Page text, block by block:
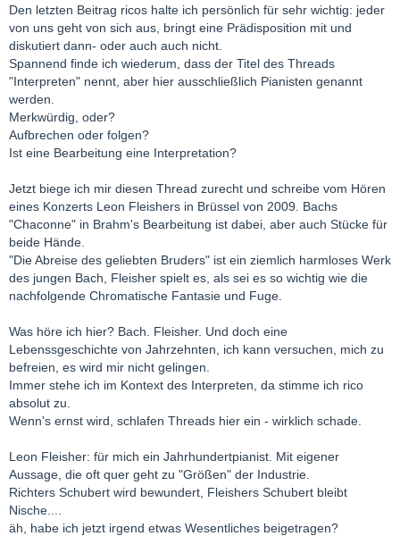
Den letzten Beitrag ricos halte ich persönlich für sehr wichtig: jeder
von uns geht von sich aus, bringt eine Prädisposition mit und
diskutiert dann- oder auch auch nicht.
Spannend finde ich wiederum, dass der Titel des Threads
"Interpreten" nennt, aber hier ausschließlich Pianisten genannt
werden.
Merkwürdig, oder?
Aufbrechen oder folgen?
Ist eine Bearbeitung eine Interpretation?
Jetzt biege ich mir diesen Thread zurecht und schreibe vom Hören
eines Konzerts Leon Fleishers in Brüssel von 2009. Bachs
"Chaconne" in Brahm's Bearbeitung ist dabei, aber auch Stücke für
beide Hände.
"Die Abreise des geliebten Bruders" ist ein ziemlich harmloses Werk
des jungen Bach, Fleisher spielt es, als sei es so wichtig wie die
nachfolgende Chromatische Fantasie und Fuge.
Was höre ich hier? Bach. Fleisher. Und doch eine
Lebenssgeschichte von Jahrzehnten, ich kann versuchen, mich zu
befreien, es wird mir nicht gelingen.
Immer stehe ich im Kontext des Interpreten, da stimme ich rico
absolut zu.
Wenn's ernst wird, schlafen Threads hier ein - wirklich schade.
Leon Fleisher: für mich ein Jahrhundertpianist. Mit eigener
Aussage, die oft quer geht zu "Größen" der Industrie.
Richters Schubert wird bewundert, Fleishers Schubert bleibt
Nische....
äh, habe ich jetzt irgend etwas Wesentliches beigetragen?